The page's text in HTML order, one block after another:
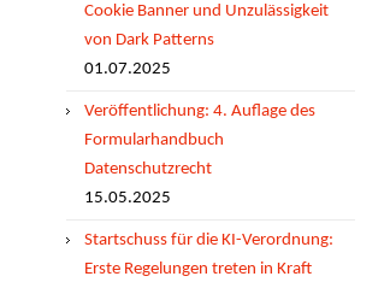
Cookie Banner und Unzulässigkeit
von Dark Patterns
01.07.2025
Veröffentlichung: 4. Auflage des
Formularhandbuch
Datenschutzrecht
15.05.2025
Startschuss für die KI-Verordnung:
Erste Regelungen treten in Kraft